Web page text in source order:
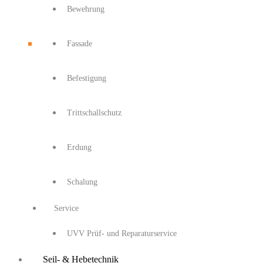
Bewehrung
Fassade
Befestigung
Trittschallschutz
Erdung
Schalung
Service
UVV Prüf- und Reparaturservice
Seil- & Hebetechnik